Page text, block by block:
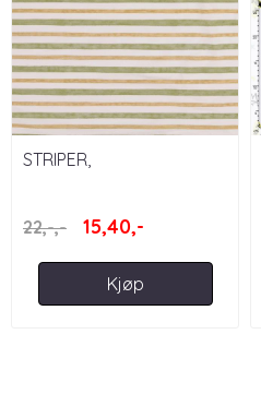
STRIPER,
22,-,-
15,40,-
Kjøp